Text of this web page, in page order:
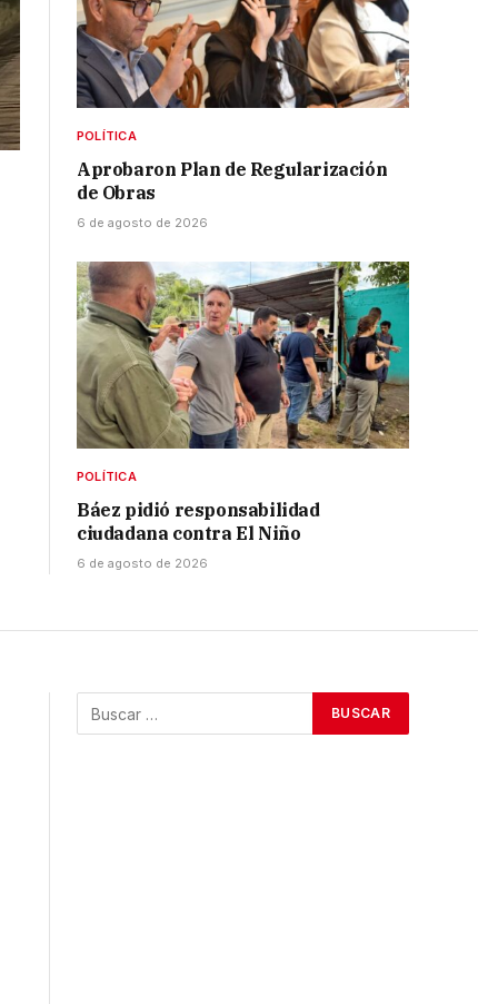
POLÍTICA
Aprobaron Plan de Regularización
de Obras
6 de agosto de 2026
POLÍTICA
Báez pidió responsabilidad
ciudadana contra El Niño
6 de agosto de 2026